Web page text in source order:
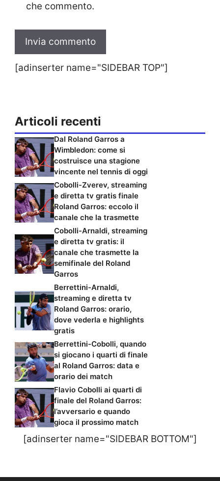
che commento.
[adinserter name="SIDEBAR TOP"]
Articoli recenti
Dal Roland Garros a
Wimbledon: come si
costruisce una stagione
vincente nel tennis di oggi
Cobolli-Zverev, streaming
e diretta tv gratis finale
Roland Garros: eccolo il
canale che la trasmette
Cobolli-Arnaldi, streaming
e diretta tv gratis: il
canale che trasmette la
semifinale del Roland
Garros
Berrettini-Arnaldi,
streaming e diretta tv
Roland Garros: orario,
dove vederla e highlights
gratis
Berrettini-Cobolli, quando
si giocano i quarti di finale
al Roland Garros: data e
orario dei match
Flavio Cobolli ai quarti di
finale del Roland Garros:
l’avversario e quando
gioca il prossimo match
[adinserter name="SIDEBAR BOTTOM"]